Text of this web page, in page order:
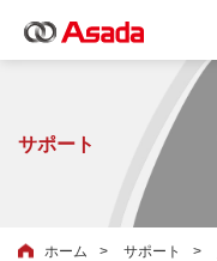
サポート
ホーム サポート